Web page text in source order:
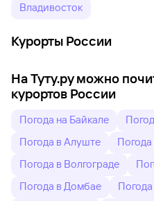
Владивосток
Курорты России
На Туту.ру можно
курортов России
Погода на Байкале
Погода в Алуште
Погода в Волгограде
Погода в Домбае